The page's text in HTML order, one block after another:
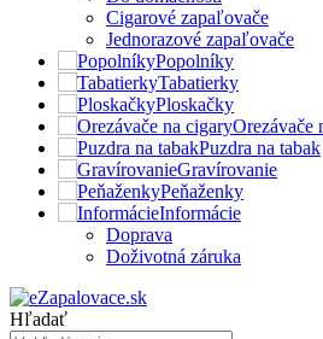
Cigarové zapaľovače
Jednorazové zapaľovače
Popolníky
Tabatierky
Ploskačky
Orezávače
Puzdra na tabak
Gravírovanie
Peňaženky
Informácie
Doprava
Doživotná záruka
Hľadať